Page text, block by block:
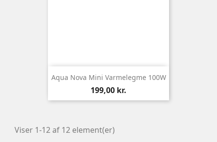
Aqua Nova Mini Varmelegme 100W
Pris
199,00 kr.
Viser 1-12 af 12 element(er)